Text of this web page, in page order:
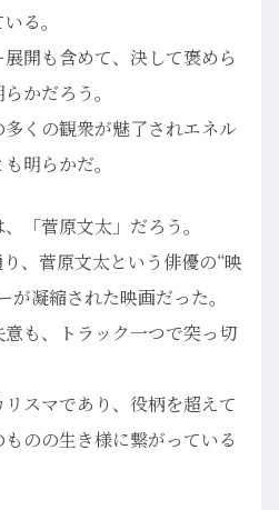
る。
開も含めて、決して褒めら
かだろう。
くの観衆が魅了されエネル
明らかだ。
「菅原文太」だろう。
、菅原文太という俳優の“映
凝縮された映画だった。
も、トラック一つで突っ切
スマであり、役柄を超えて
のの生き様に繋がっている